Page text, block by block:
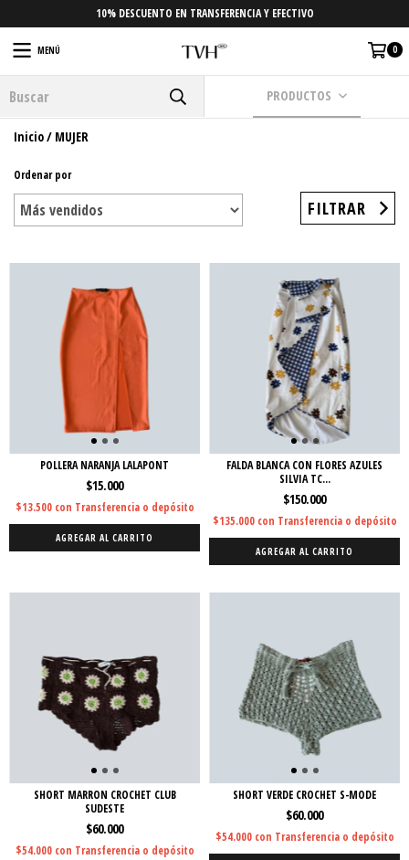
10% DESCUENTO EN TRANSFERENCIA Y EFECTIVO
MENÚ 0
PRODUCTOS
Inicio/ MUJER
Ordenar por
FILTRAR
POLLERA NARANJA LALAPONT
$15.000
$13.500 con Transferencia o depósito
AGREGAR AL CARRITO
FALDA BLANCA CON FLORES AZULES
SILVIA TC...
$150.000
$135.000 con Transferencia o depósito
AGREGAR AL CARRITO
SHORT MARRON CROCHET CLUB
SUDESTE
$60.000
$54.000 con Transferencia o depósito
SHORT VERDE CROCHET S-MODE
$60.000
$54.000 con Transferencia o depósito